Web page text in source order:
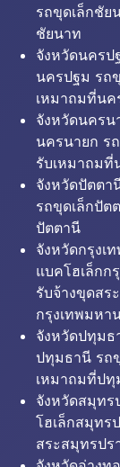
รถขุดเล็กชัย
ชัยนาท
จังหวัดนครป
นครปฐม รถ
เหมาถมที่นค
จังหวัดนครน
นครนายก ร
รับเหมาถมที่
จังหวัดปัตตา
รถขุดเล็กปัต
ปัตตานี
จังหวัดกรุงเ
แบคโฮเล็กก
รับจ้างขุดสร
กรุงเทพมหา
จังหวัดปทุมธ
ปทุมธานี รถ
เหมาถมที่ป
จังหวัดสมุทร
โฮเล็กสมุทร
สระสมุทรปร